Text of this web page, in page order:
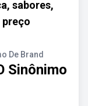
sabores,
De Brand
Sinônimo